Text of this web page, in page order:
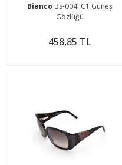
Bianco Bs-004l C1 Güneş
Gözlüğü
458,85 TL